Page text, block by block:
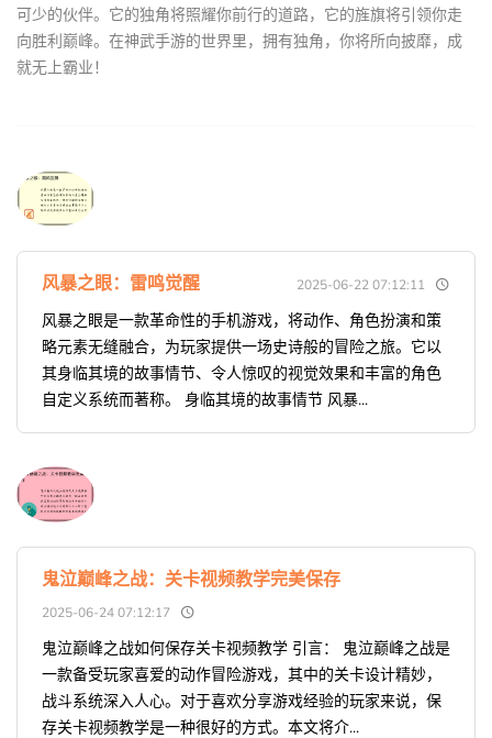
可少的伙伴。它的独角将照耀你前行的道路，它的旌旗将引领你走
向胜利巅峰。在神武手游的世界里，拥有独角，你将所向披靡，成
就无上霸业！
风暴之眼：雷鸣觉醒 2025-06-22 07:12:11
风暴之眼是一款革命性的手机游戏，将动作、角色扮演和策
略元素无缝融合，为玩家提供一场史诗般的冒险之旅。它以
其身临其境的故事情节、令人惊叹的视觉效果和丰富的角色
自定义系统而著称。 身临其境的故事情节 风暴...
鬼泣巅峰之战：关卡视频教学完美保存
2025-06-24 07:12:17
鬼泣巅峰之战如何保存关卡视频教学 引言： 鬼泣巅峰之战是
一款备受玩家喜爱的动作冒险游戏，其中的关卡设计精妙，
战斗系统深入人心。对于喜欢分享游戏经验的玩家来说，保
存关卡视频教学是一种很好的方式。本文将介...